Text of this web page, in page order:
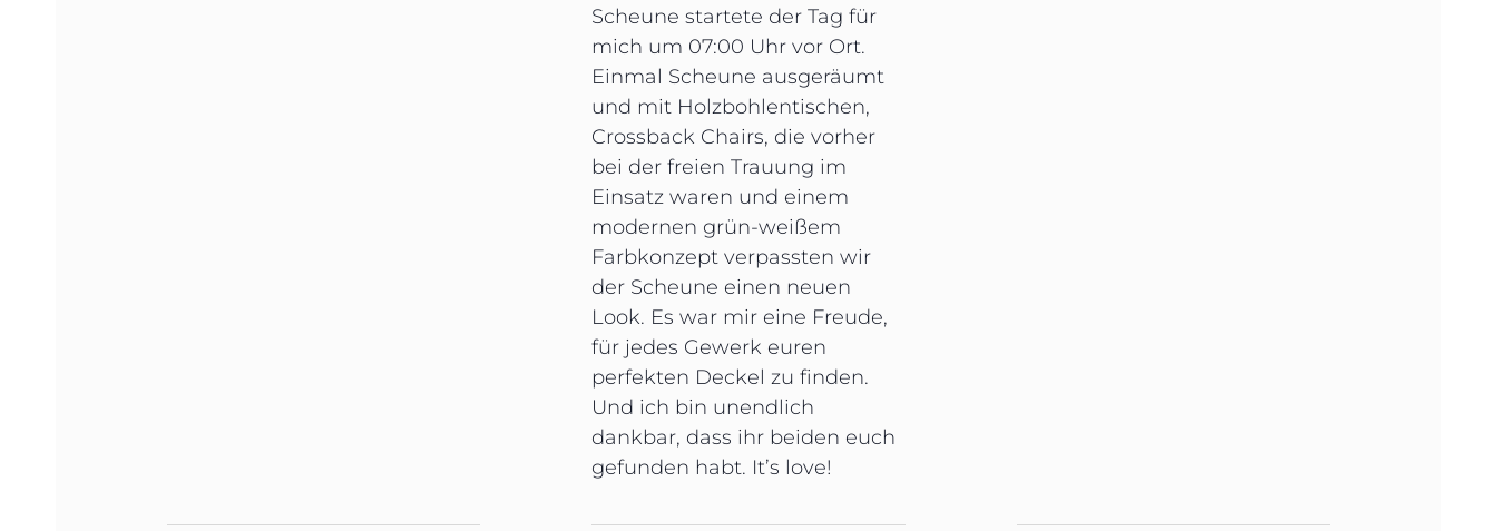
Scheune startete der Tag für
mich um 07:00 Uhr vor Ort.
Einmal Scheune ausgeräumt
und mit Holzbohlentischen,
Crossback Chairs, die vorher
bei der freien Trauung im
Einsatz waren und einem
modernen grün-weißem
Farbkonzept verpassten wir
der Scheune einen neuen
Look. Es war mir eine Freude,
für jedes Gewerk euren
perfekten Deckel zu finden.
Und ich bin unendlich
dankbar, dass ihr beiden euch
gefunden habt. It’s love!